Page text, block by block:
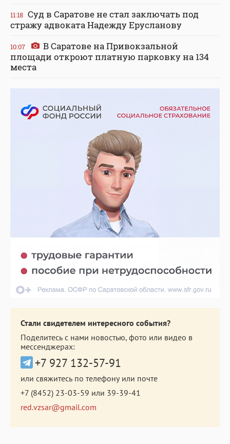
11:18 Суд в Саратове не стал заключать под
стражу адвоката Надежду Ерусланову
10:07
В Саратове на Привокзальной
площади откроют платную парковку на 134
места
Стали свидетелем интересного события?
Поделитесь с нами новостью, фото или видео в
мессенджерах:
+7 927 132-57-91
или свяжитесь по телефону или почте
+7 (8452) 23-03-59 или 39-39-41
red.vzsar@gmail.com